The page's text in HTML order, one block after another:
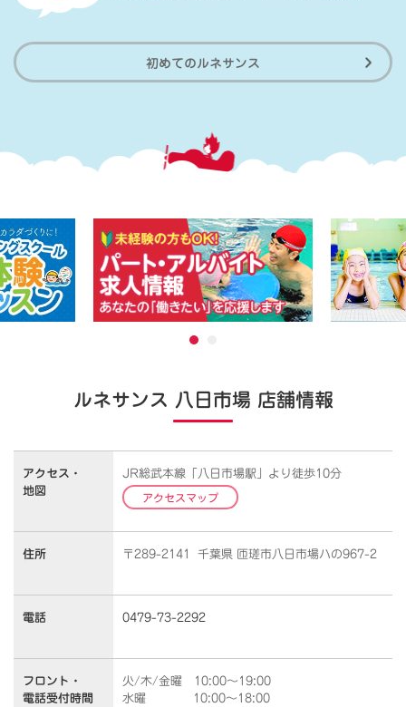
初めてのルネサンス
ルネサンス 八日市場 店舗情報
アクセス・
地図
JR総武本線「八日市場駅」より徒歩10分
アクセスマップ
住所 〒289-2141 千葉県 匝瑳市八日市場ハの967-2
電話 0479-73-2292
フロント・
電話受付時間
火/木/金曜 10:00～19:00
水曜 10:00～18:00